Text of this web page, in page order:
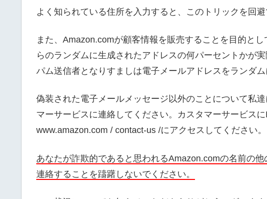
よく知られている住所を入力すると、このトリックを回避
また、Amazon.comが顧客情報を販売することを目的と
らのランダムに生成されたアドレスの何パーセントかが
パム送信者となりすましは電子メールアドレスをランダ
偽装された電子メールメッセージ以外のことについて私
マーサービスに連絡してください。カスタマーサービスに
www.amazon.com / contact-us /にアクセスしてください。
あなたが詐欺的であると思われるAmazon.comの名前の
連絡することを躊躇しないでください。